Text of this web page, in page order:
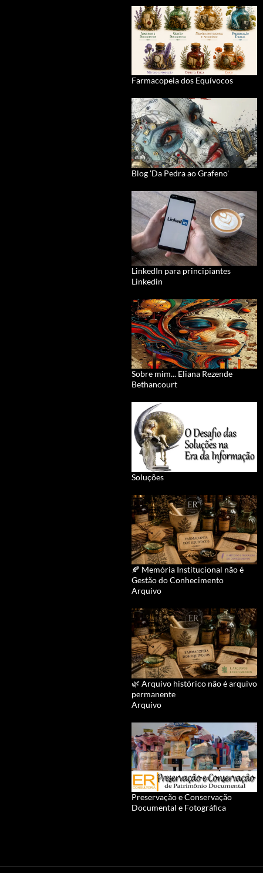
Farmacopeia dos Equívocos
Blog 'Da Pedra ao Grafeno'
LinkedIn para principiantes
Linkedin
Sobre mim... Eliana Rezende
Bethancourt
Soluções
🍂 Memória Institucional não é
Gestão do Conhecimento
Arquivo
🌿 Arquivo histórico não é arquivo
permanente
Arquivo
Preservação e Conservação
Documental e Fotográfica